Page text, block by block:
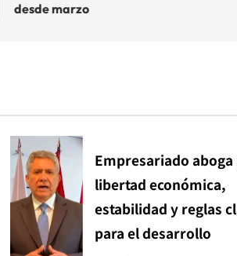
desde marzo
Empresariado
libertad económica,
estabilidad y reglas
para el desarrollo